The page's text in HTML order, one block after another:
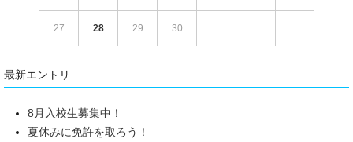
27 28 29 30
最新エントリ
8月入校生募集中！
夏休みに免許を取ろう！